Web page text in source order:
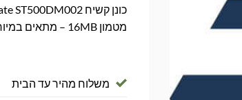
מטמון 16MB – מתאים במיוחד לשדרוג וייעול המחשב.
משלוח מהיר עד הבית